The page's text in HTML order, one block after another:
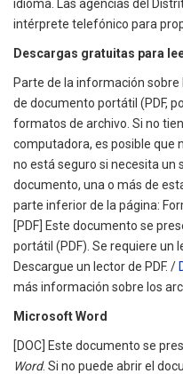
idioma. Las agencias del
intérprete telefónico para
Descargas gratuitas para
Parte de la información
de documento portátil (PDF,
formatos de archivo. Si no
computadora, es posible que
no está seguro si necesita
documento, una o más de
parte inferior de la página:
[PDF] Este documento se
portátil (PDF). Se requiere un
Descargue un lector de PDF. /
más información sobre los
Microsoft Word
[DOC] Este documento se
Word. Si no puede abrir el